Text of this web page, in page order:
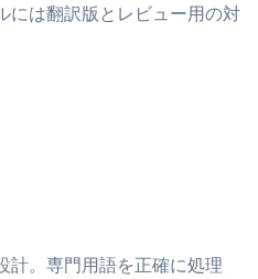
には翻訳版とレビュー用の対
計。専門用語を正確に処理